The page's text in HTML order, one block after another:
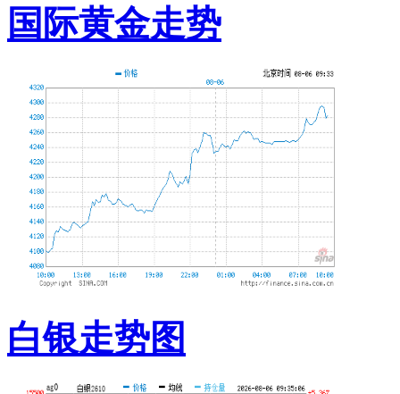
国际黄金走势
白银走势图